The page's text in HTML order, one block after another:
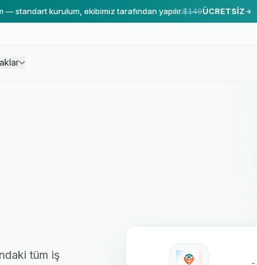
— standart kurulum, ekibimiz tarafından yapılır.$149ÜCRETSİZ
tüm iş